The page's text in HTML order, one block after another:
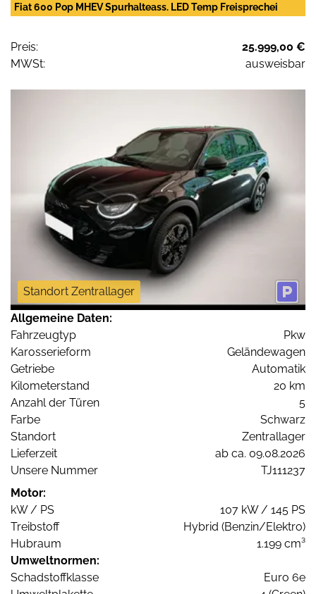
Fiat 600 Pop MHEV Spurhalteass. LED Temp Freisprechei
Preis:
25.999,00 €
MWSt:
ausweisbar
Standort Zentrallager
Allgemeine Daten:
Fahrzeugtyp
Pkw
Karosserieform
Geländewagen
Getriebe
Automatik
Kilometerstand
20 km
Anzahl der Türen
5
Farbe
Schwarz
Standort
Zentrallager
Lieferzeit
ab ca. 09.08.2026
Unsere Nummer
TJ111237
Motor:
kW / PS
107 kW / 145 PS
Treibstoff
Hybrid (Benzin/Elektro)
Hubraum
1.199 cm³
Umweltnormen:
Schadstoffklasse
Euro 6e